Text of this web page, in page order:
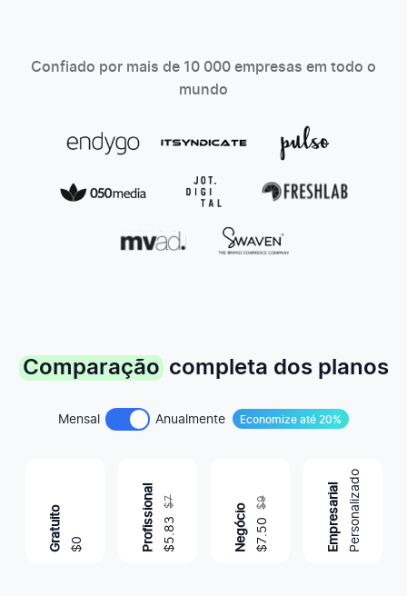
Confiado por mais de 10 000 empresas em todo o
mundo
Comparaçãocompleta dos planos
Mensal Anualmente Economize até 20%
Gratuito $
0 Profissional $
5
.83
$7
Negócio $
7
.50
$9 EmpresarialPersonalizado